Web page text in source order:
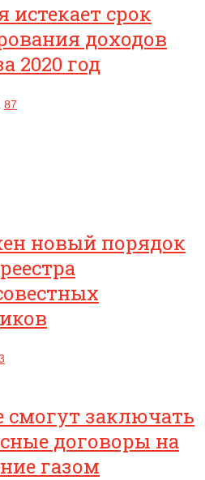
истекает срок
доходов
2020 год
87
новый порядок
смогут заключать
договоры на
газом